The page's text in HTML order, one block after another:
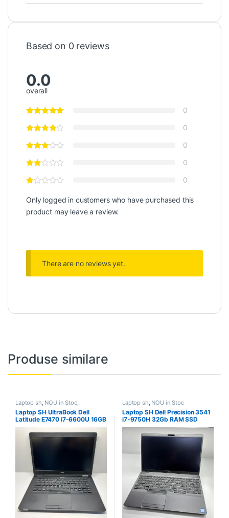
Based on 0 reviews
0.0
overall
0
0
0
0
0
Only logged in customers who have purchased this
product may leave a review.
There are no reviews yet.
Produse similare
Laptop sh, NOU in Stoc,
PROMOTII
Laptop SH UltraBook Dell
Latitude E7470 i7-6600U 16GB
RAM DDR4 SSD 256
Laptop sh, NOU in Stoc
Laptop SH Dell Precision 3541
i7-9750H 32Gb RAM SSD
NVME 512 GB